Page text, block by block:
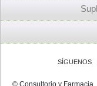
SÍGUENOS
© Consultorio y Farmacia